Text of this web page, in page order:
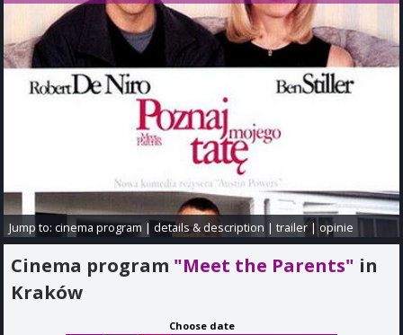
Jump to:cinema program |details & description |trailer |opinie
Cinema program "Meet the Parents" in
Kraków
Choose date